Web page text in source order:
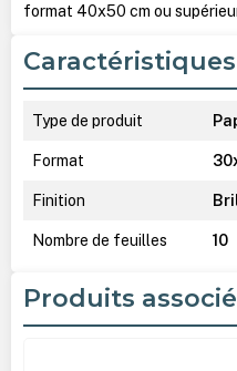
format 40x50 cm ou
Type de produit
Format
Finition
Nombre de feuilles 10
Produits